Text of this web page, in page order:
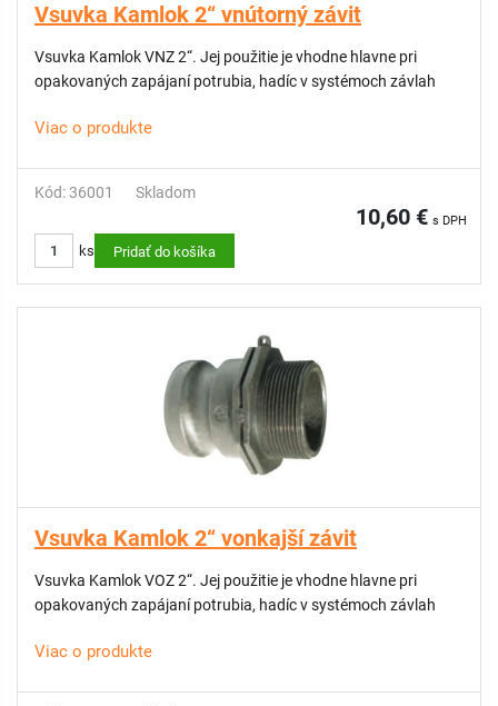
Vsuvka Kamlok 2“ vnútorný závit
Vsuvka Kamlok VNZ 2“. Jej použitie je vhodne hlavne pri
opakovaných zapájaní potrubia, hadíc v systémoch závlah
Viac o produkte
Kód: 36001 Skladom
10,60 € s DPH
ks Pridať do košíka
Vsuvka Kamlok 2“ vonkajší závit
Vsuvka Kamlok VOZ 2“. Jej použitie je vhodne hlavne pri
opakovaných zapájaní potrubia, hadíc v systémoch závlah
Viac o produkte